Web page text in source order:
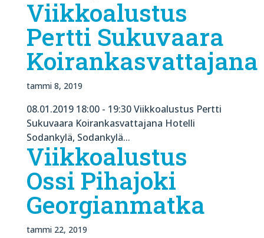
Viikkoalustus
Pertti Sukuvaara
Koirankasvattajana
tammi 8, 2019
08.01.2019 18:00 - 19:30 Viikkoalustus Pertti
Sukuvaara Koirankasvattajana Hotelli
Sodankylä, Sodankylä...
Viikkoalustus
Ossi Pihajoki
Georgianmatka
tammi 22, 2019